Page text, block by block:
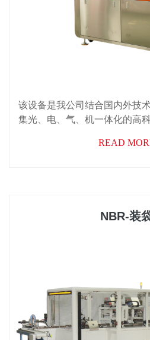
该设备是我公司结合国内外技
集光、电、气、机一体化的高
且在快速运行时仍保持平稳、
READ
NBR-装